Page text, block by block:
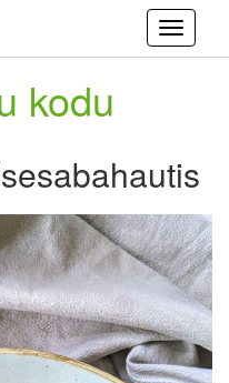
kodu